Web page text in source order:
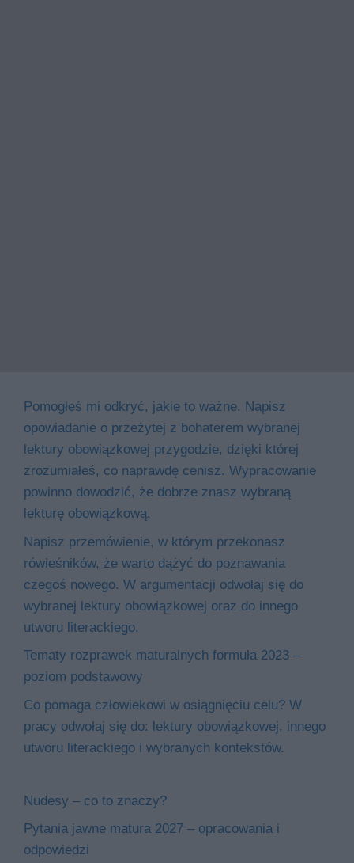
Pomogłeś mi odkryć, jakie to ważne. Napisz
opowiadanie o przeżytej z bohaterem wybranej
lektury obowiązkowej przygodzie, dzięki której
zrozumiałeś, co naprawdę cenisz. Wypracowanie
powinno dowodzić, że dobrze znasz wybraną
lekturę obowiązkową.
Napisz przemówienie, w którym przekonasz
rówieśników, że warto dążyć do poznawania
czegoś nowego. W argumentacji odwołaj się do
wybranej lektury obowiązkowej oraz do innego
utworu literackiego.
Tematy rozprawek maturalnych formuła 2023 –
poziom podstawowy
Co pomaga człowiekowi w osiągnięciu celu? W
pracy odwołaj się do: lektury obowiązkowej, innego
utworu literackiego i wybranych kontekstów.
Nudesy – co to znaczy?
Pytania jawne matura 2027 – opracowania i
odpowiedzi